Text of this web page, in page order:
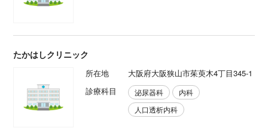
たかはしクリニック
所在地
大阪府大阪狭山市茱萸木4丁目345-1
診療科目
泌尿器科
内科
人口透析内科